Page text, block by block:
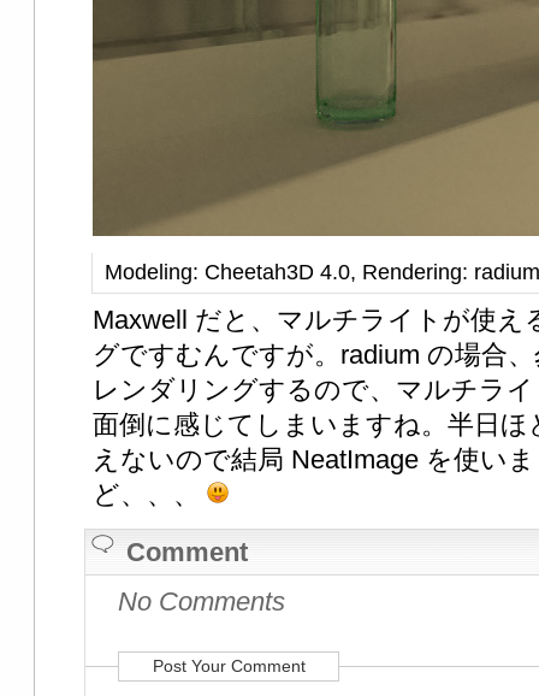
Modeling: Cheetah3D 4.0, Rendering:
Maxwell だと、マルチライトが使
グですむんですが。radium の場合
レンダリングするので、マルチラ
面倒に感じてしまいますね。半日
えないので結局 NeatImage を使い
ど、、、
Comment
No Comments
Post Your Comment